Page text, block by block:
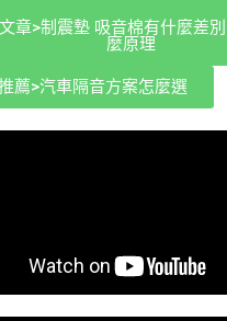
章>制震墊 吸音棉有什麼差
麼原理
薦>汽車隔音方案怎麼選